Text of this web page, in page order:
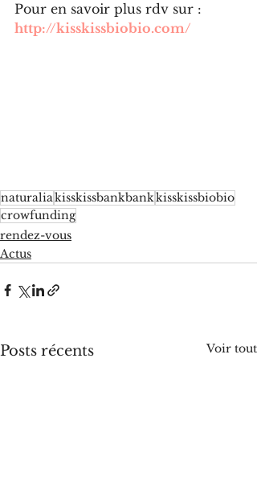
Pour en savoir plus rdv sur :
http://kisskissbiobio.com/
naturaliakisskissbankbankkisskissbiobio
crowfunding
rendez-vous
Actus
Posts récents Voir tout